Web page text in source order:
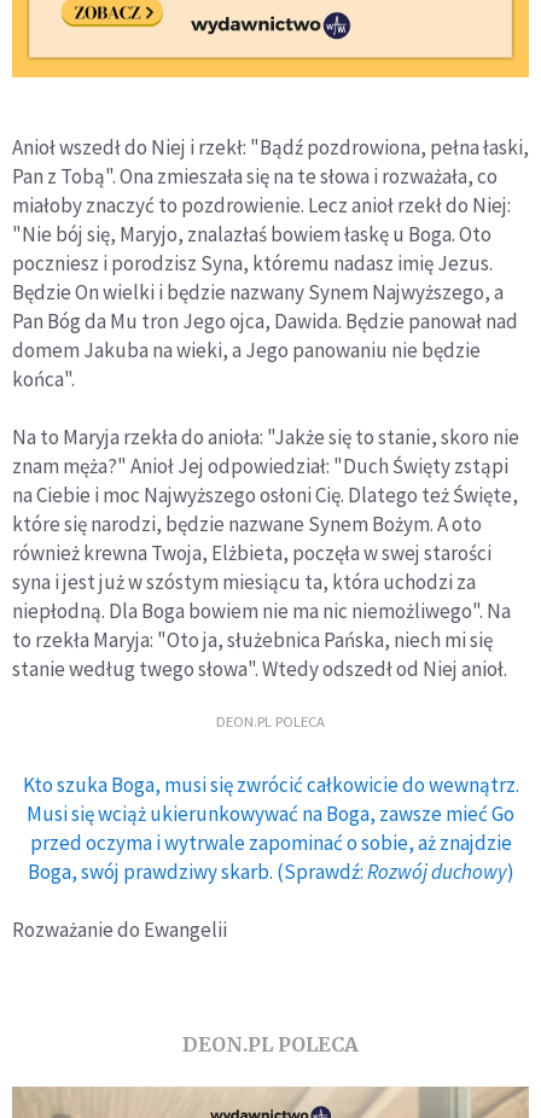
Anioł wszedł do Niej i rzekł: "Bądź pozdrowiona, pełna łaski,
Pan z Tobą". Ona zmieszała się na te słowa i rozważała, co
miałoby znaczyć to pozdrowienie. Lecz anioł rzekł do Niej:
"Nie bój się, Maryjo, znalazłaś bowiem łaskę u Boga. Oto
poczniesz i porodzisz Syna, któremu nadasz imię Jezus.
Będzie On wielki i będzie nazwany Synem Najwyższego, a
Pan Bóg da Mu tron Jego ojca, Dawida. Będzie panował nad
domem Jakuba na wieki, a Jego panowaniu nie będzie
końca".
Na to Maryja rzekła do anioła: "Jakże się to stanie, skoro nie
znam męża?" Anioł Jej odpowiedział: "Duch Święty zstąpi
na Ciebie i moc Najwyższego osłoni Cię. Dlatego też Święte,
które się narodzi, będzie nazwane Synem Bożym. A oto
również krewna Twoja, Elżbieta, poczęła w swej starości
syna i jest już w szóstym miesiącu ta, która uchodzi za
niepłodną. Dla Boga bowiem nie ma nic niemożliwego". Na
to rzekła Maryja: "Oto ja, służebnica Pańska, niech mi się
stanie według twego słowa". Wtedy odszedł od Niej anioł.
DEON.PL POLECA
Kto szuka Boga, musi się zwrócić całkowicie do wewnątrz.
Musi się wciąż ukierunkowywać na Boga, zawsze mieć Go
przed oczyma i wytrwale zapominać o sobie, aż znajdzie
Boga, swój prawdziwy skarb. (Sprawdź:Rozwój duchowy)
Rozważanie do Ewangelii
DEON.PL POLECA